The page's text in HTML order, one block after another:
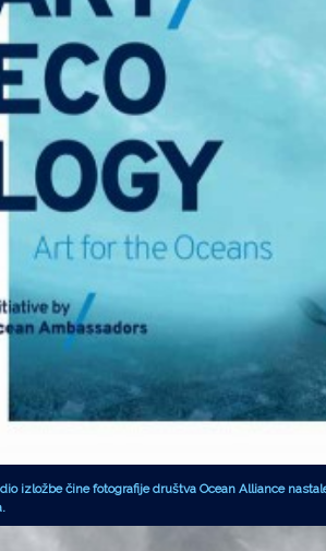
izložbe čine fotografije društva Ocean Alliance